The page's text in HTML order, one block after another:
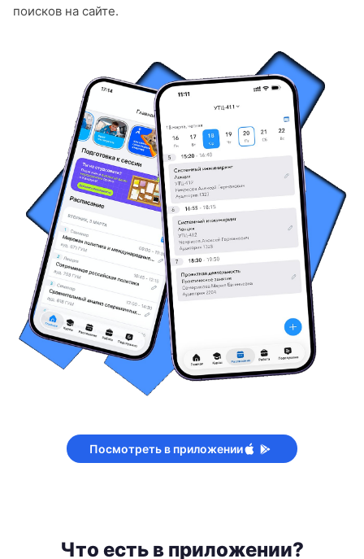
поисков на сайте.
Посмотреть в приложении
Что есть в приложении?